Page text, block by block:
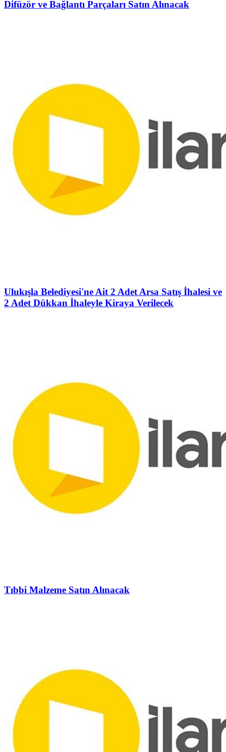
Difüzör ve Bağlantı Parçaları Satın Alınacak
Ulukışla Belediyesi'ne Ait 2 Adet Arsa Satış İhalesi ve
2 Adet Dükkan İhaleyle Kiraya Verilecek
Tıbbi Malzeme Satın Alınacak